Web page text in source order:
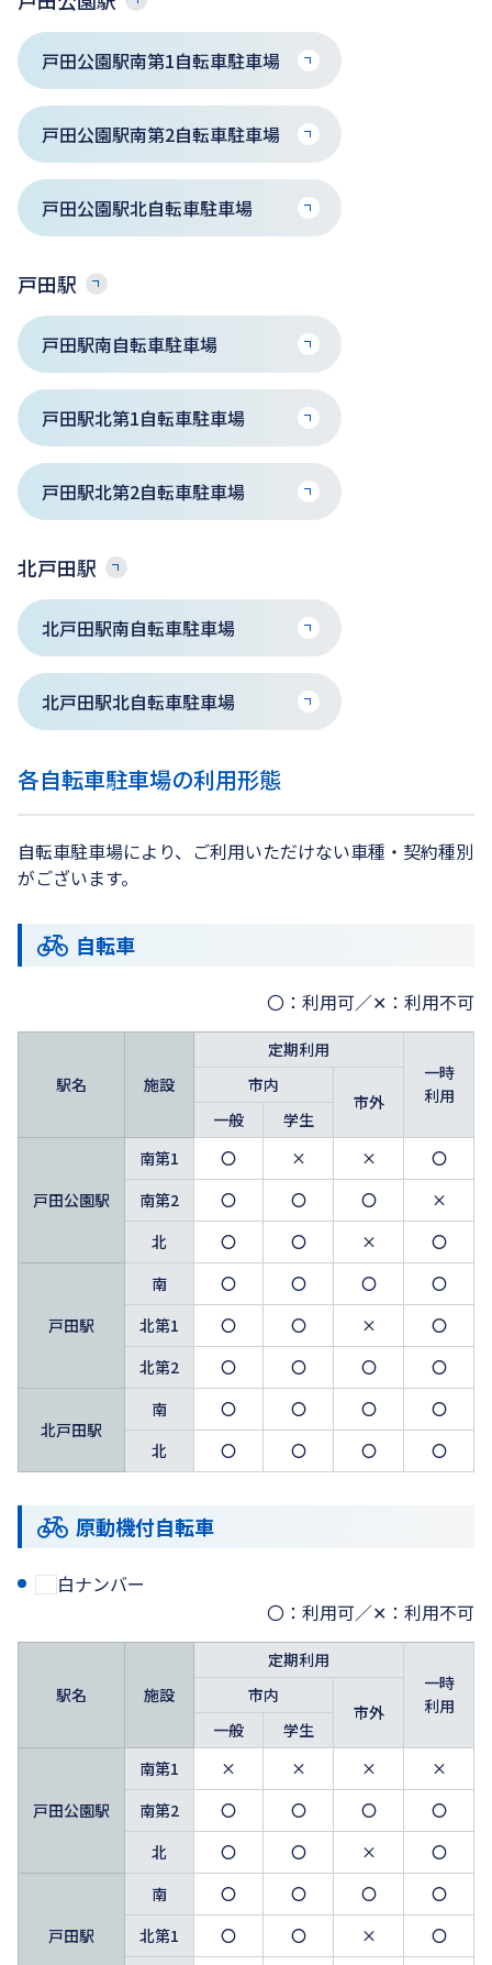
戸田公園駅南第1自転車駐車場
戸田公園駅南第2自転車駐車場
戸田公園駅北自転車駐車場
戸田駅
戸田駅南自転車駐車場
戸田駅北第1自転車駐車場
戸田駅北第2自転車駐車場
北戸田駅
北戸田駅南自転車駐車場
北戸田駅北自転車駐車場
各自転車駐車場の利用形態
自転車駐車場により、ご利用いただけない車種・契約種別
がございます。
自転車
〇：利用可／✕：利用不可
駅名 施設
定期利用
一時
利用
市内
市外
一般
学生
戸田公園駅
南第1 〇 × ×
〇
南第2
〇 〇 〇
×
北
〇 〇 × 〇
戸田駅
南 〇 〇 〇
〇
北第1
〇 〇 ×
〇
北第2
〇 〇 〇 〇
北戸田駅
南 〇 〇 〇
〇
北
〇 〇 〇 〇
原動機付自転車
白ナンバー
〇：利用可／✕：利用不可
駅名 施設
定期利用
一時
利用
市内
市外
一般
学生
戸田公園駅
南第1 × × ×
×
南第2
〇 〇 〇
〇
北
〇 〇 × 〇
戸田駅
南 〇 〇 〇
〇
北第1
〇 〇 × 〇